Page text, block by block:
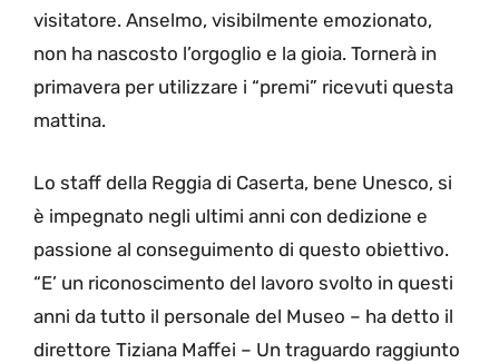
visitatore. Anselmo, visibilmente emozionato,
non ha nascosto l’orgoglio e la gioia. Tornerà in
primavera per utilizzare i “premi” ricevuti questa
mattina.
Lo staff della Reggia di Caserta, bene Unesco, si
è impegnato negli ultimi anni con dedizione e
passione al conseguimento di questo obiettivo.
“E’ un riconoscimento del lavoro svolto in questi
anni da tutto il personale del Museo – ha detto il
direttore Tiziana Maffei – Un traguardo raggiunto